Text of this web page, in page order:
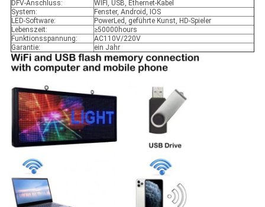
DFV-Anschluss:
WIFI, USB, Ethernet-Kabel
System:
Fenster, Android, IOS
LED-Software:
PowerLed, geführte Kunst, HD-Spieler
Lebenszeit:
≥50000hours
Funktionsspannung:
AC110V/220V
Garantie:
ein Jahr